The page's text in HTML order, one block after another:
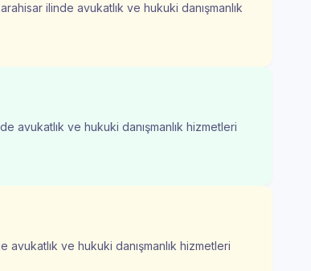
ilinde avukatlık ve hukuki danışmanlık
avukatlık ve hukuki danışmanlık hizmetleri
ve hukuki danışmanlık hizmetleri